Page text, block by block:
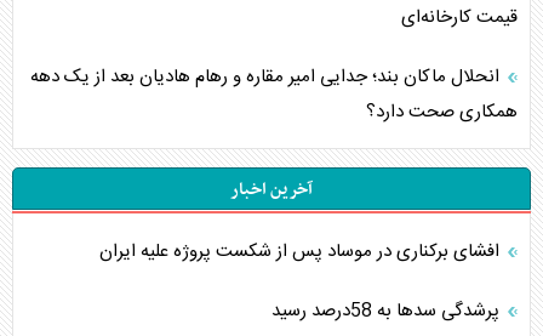
قیمت کارخانه‌ای
انحلال ماکان بند؛ جدایی امیر مقاره و رهام هادیان بعد از یک دهه
همکاری صحت دارد؟
آخرین اخبار
افشای برکناری در موساد پس از شکست پروژه علیه ایران
پرشدگی سدها به 58درصد رسید